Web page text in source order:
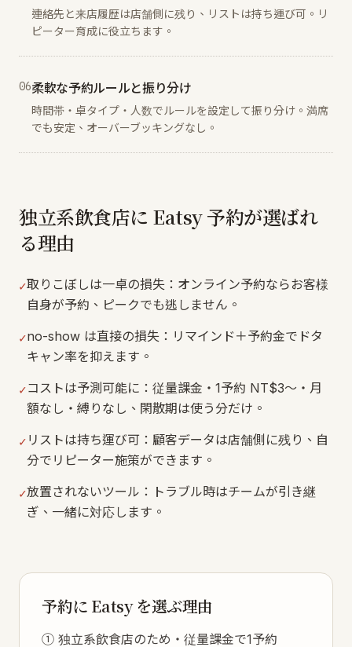
連絡先と来店履歴は店舗側に残り、リストは持ち運び可。リ
ピーター育成に役立ちます。
06柔軟な予約ルールと振り分け
時間帯・卓タイプ・人数でルールを設定して振り分け。満席
でも安定、オーバーブッキングなし。
独立系飲食店に Eatsy 予約が選ばれ
る理由
✓取りこぼしは一卓の損失：オンライン予約ならお客様
自身が予約、ピークでも逃しません。
✓no-show は直接の損失：リマインド＋予約金でドタ
キャン率を抑えます。
✓コストは予測可能に：従量課金・1予約 NT$3〜・月
額なし・縛りなし、閑散期は使う分だけ。
✓ リストは持ち運び可：顧客データは店舗側に残り、自
分でリピーター施策ができます。
✓放置されないツール：トラブル時はチームが引き継
ぎ、一緒に対応します。
予約に Eatsy を選ぶ理由
① 独立系飲食店のため・従量課金で1予約